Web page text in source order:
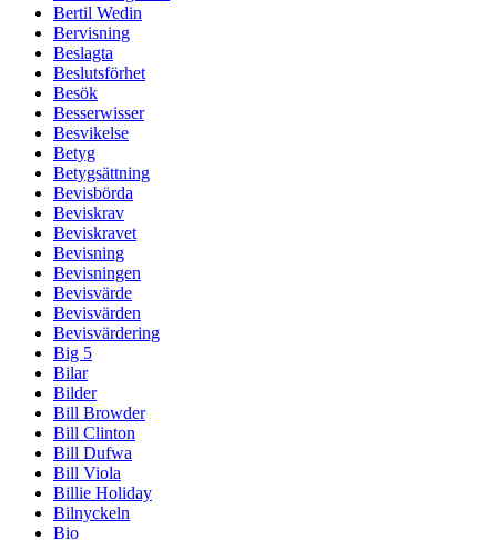
Bertil Wedin
Bervisning
Beslagta
Beslutsförhet
Besök
Besserwisser
Besvikelse
Betyg
Betygsättning
Bevisbörda
Beviskrav
Beviskravet
Bevisning
Bevisningen
Bevisvärde
Bevisvärden
Bevisvärdering
Big 5
Bilar
Bilder
Bill Browder
Bill Clinton
Bill Dufwa
Bill Viola
Billie Holiday
Bilnyckeln
Bio